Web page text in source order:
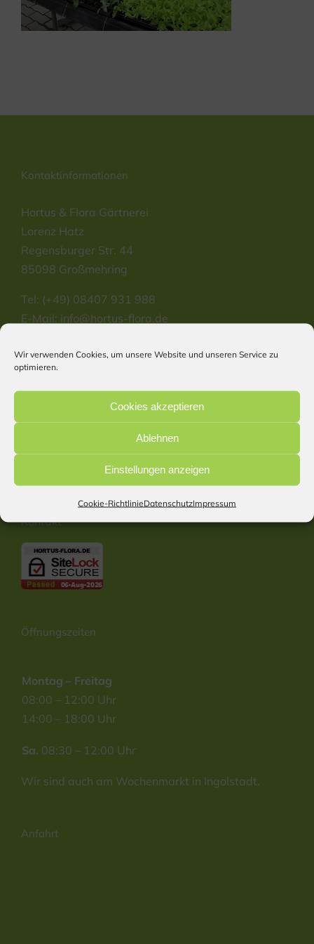
Wir verwenden Cookies, um unsere Website und unseren Service zu
optimieren.
Cookies akzeptieren
Ablehnen
Einstellungen anzeigen
Cookie-RichtlinieDatenschutzImpressum
Kontaktinformationen
Hortus & Flora Gärtnerei
Lorenz Hatz
Regensburger Str. 44
85098 Großmehring
Tel: (+49) 08407 931 988
E-Mail: info@hortus-flora.de
Information
Start
Cookie Richtlinie
Barrierefreiheitserklärung
Kontakt
Öffnungszeiten
Montag – Freitag
08:00 – 12:00 Uhr
14:00 – 18:00 Uhr
Sa. 08:30 – 12:00 Uhr
Wir sind auch am Wochenmarkt in Ingolstadt.
Anfahrt